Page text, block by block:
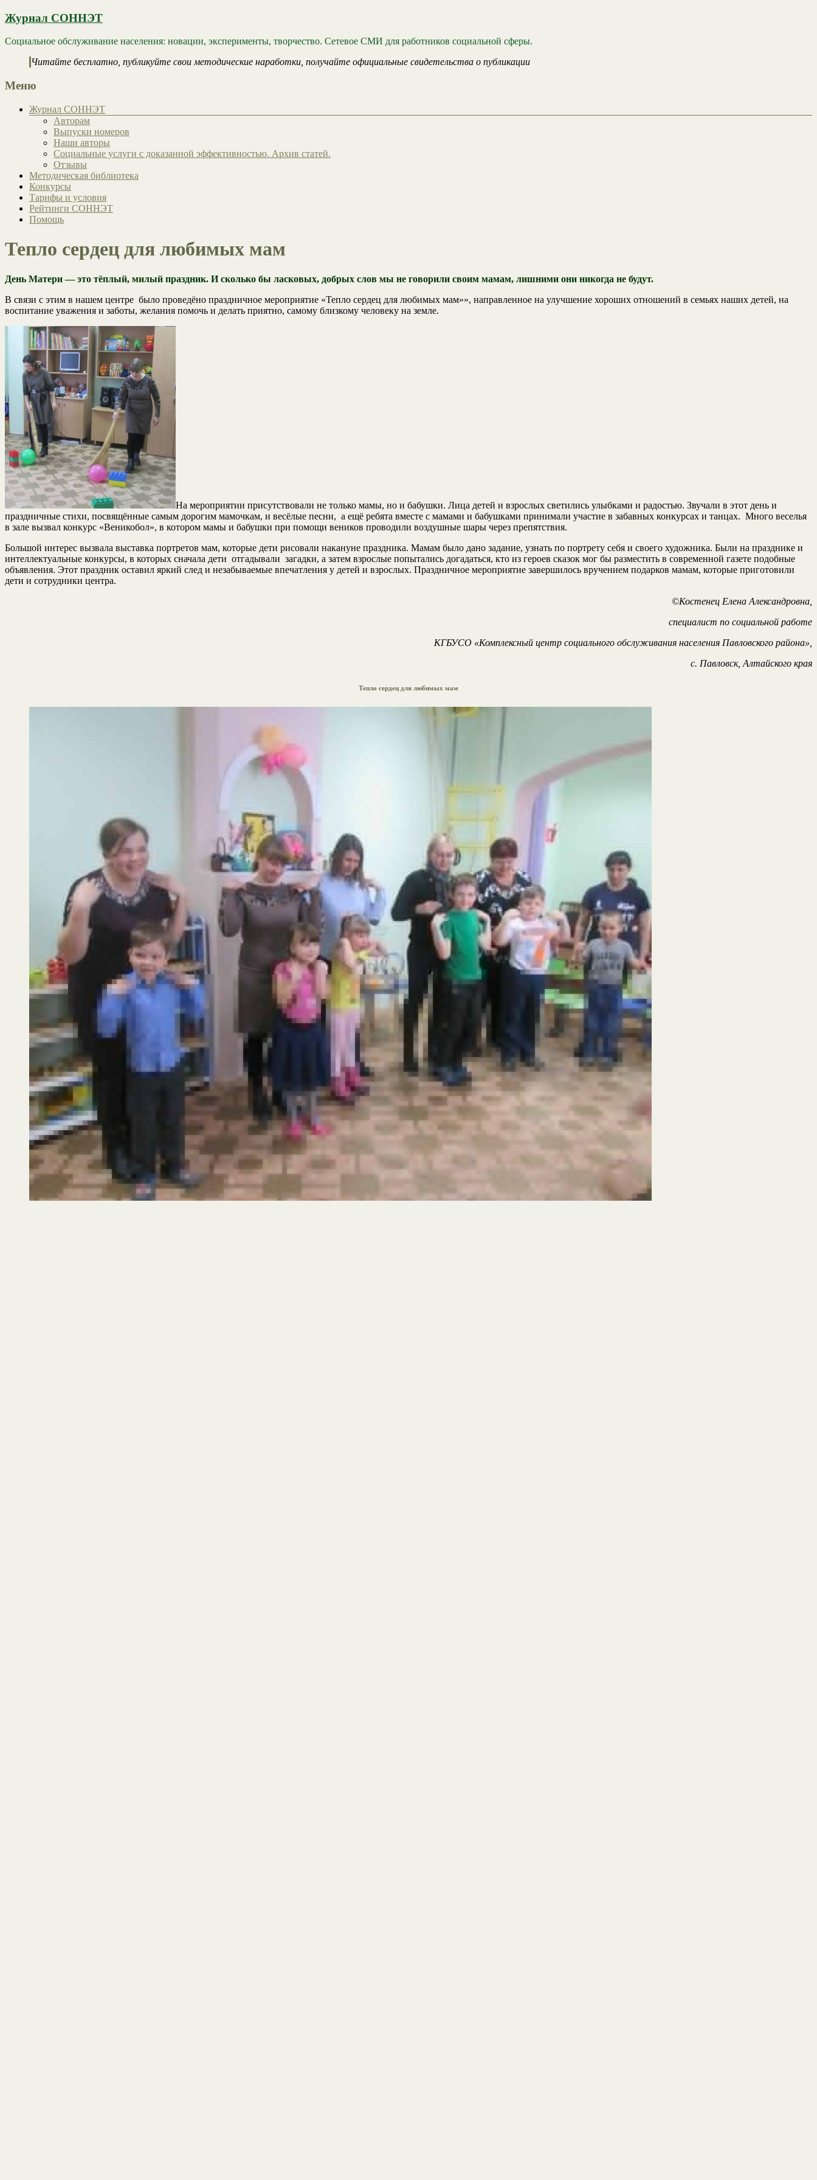
Журнал СОННЭТ
Социальное обслуживание населения: новации, эксперименты, творчество. Сетевое СМИ для работников социальной сферы.
Читайте бесплатно, публикуйте свои методические наработки, получайте официальные свидетельства о публикации
Меню
Журнал СОННЭТ
Авторам
Выпуски номеров
Наши авторы
Социальные услуги с доказанной эффективностью. Архив статей.
Отзывы
Методическая библиотека
Конкурсы
Тарифы и условия
Рейтинги СОННЭТ
Помощь
Тепло сердец для любимых мам
День Матери — это тёплый, милый праздник. И сколько бы ласковых, добрых слов мы не говорили своим мамам, лишними они никогда не будут.
В связи с этим в нашем центре было проведёно праздничное мероприятие «Тепло сердец для любимых мам»», направленное на улучшение хороших отношений в семьях наших детей, на
воспитание уважения и заботы, желания помочь и делать приятно, самому близкому человеку на земле.
На мероприятии присутствовали не только мамы, но и бабушки. Лица детей и взрослых светились улыбками и радостью. Звучали в этот день и
праздничные стихи, посвящённые самым дорогим мамочкам, и весёлые песни, а ещё ребята вместе с мамами и бабушками принимали участие в забавных конкурсах и танцах. Много веселья
в зале вызвал конкурс «Веникобол», в котором мамы и бабушки при помощи веников проводили воздушные шары через препятствия.
Большой интерес вызвала выставка портретов мам, которые дети рисовали накануне праздника. Мамам было дано задание, узнать по портрету себя и своего художника. Были на празднике и
интеллектуальные конкурсы, в которых сначала дети отгадывали загадки, а затем взрослые попытались догадаться, кто из героев сказок мог бы разместить в современной газете подобные
объявления. Этот праздник оставил яркий след и незабываемые впечатления у детей и взрослых. Праздничное мероприятие завершилось вручением подарков мамам, которые приготовили
дети и сотрудники центра.
©Костенец Елена Александровна,
специалист по социальной работе
КГБУСО «Комплексный центр социального обслуживания населения Павловского района»,
с. Павловск, Алтайского края
Тепло сердец для любимых мам